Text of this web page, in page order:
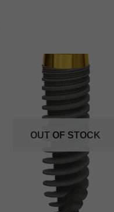
OUT OF STOCK